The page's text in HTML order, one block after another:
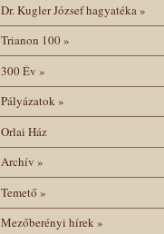
Dr. Kugler József hagyatéka»
Trianon 100»
300 Év »
Pályázatok»
Orlai Ház
Archív »
Temető»
Mezőberényi hírek»